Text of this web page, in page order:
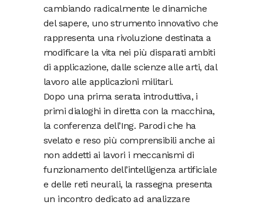
cambiando radicalmente le dinamiche
del sapere, uno strumento innovativo che
rappresenta una rivoluzione destinata a
modificare la vita nei più disparati ambiti
di applicazione, dalle scienze alle arti, dal
lavoro alle applicazioni militari.
Dopo una prima serata introduttiva, i
primi dialoghi in diretta con la macchina,
la conferenza dell’Ing. Parodi che ha
svelato e reso più comprensibili anche ai
non addetti ai lavori i meccanismi di
funzionamento dell’intelligenza artificiale
e delle reti neurali, la rassegna presenta
un incontro dedicato ad analizzare